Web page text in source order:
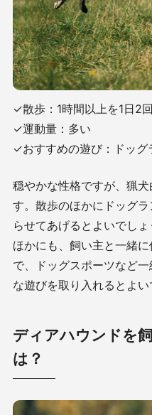
✓散歩：1時間以上を1日2回
✓運動量：多い
✓おすすめの遊び：ドッ
穏やかな性格ですが、猟
す。散歩のほかにドッグ
らせてあげるとよいでしょ
ほかにも、飼い主と一緒
で、ドッグスポーツなど
な遊びを取り入れるとよい
ディアハウンドを
は？